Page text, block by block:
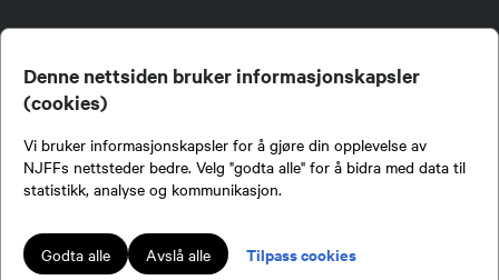
Denne nettsiden bruker informasjonskapsler
(cookies)
Vi bruker informasjonskapsler for å gjøre din opplevelse av
NJFFs nettsteder bedre. Velg "godta alle" for å bidra med data til
statistikk, analyse og kommunikasjon.
Godta alle Avslå alle Tilpass cookies
jegere og sportsfiskere og et av de viktigste miljøene for formidling av kunnskap om jakt og
fiske i Norge. Vi er en partipolitisk nøytral organisasjon, men har et sterkt jakt-, fiske-, og
naturpolitisk engasjement i mange saker.
Lokalforeninger tilsluttet Norges Jeger- og Fiskerforbund har ansvar for innhold de
publiserer på njff.no.